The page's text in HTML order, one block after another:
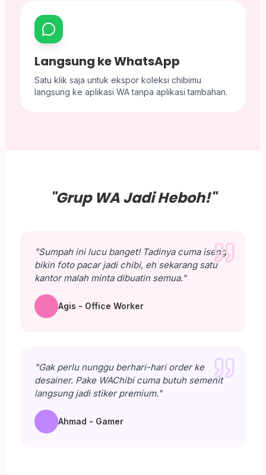
Langsung ke WhatsApp
Satu klik saja untuk ekspor koleksi chibimu
langsung ke aplikasi WA tanpa aplikasi tambahan.
"Grup WA Jadi Heboh!"
"Sumpah ini lucu banget! Tadinya cuma iseng
bikin foto pacar jadi chibi, eh sekarang satu
kantor malah minta dibuatin semua."
Agis - Office Worker
"Gak perlu nunggu berhari-hari order ke
desainer. Pake WAChibi cuma butuh semenit
langsung jadi stiker premium."
Ahmad - Gamer